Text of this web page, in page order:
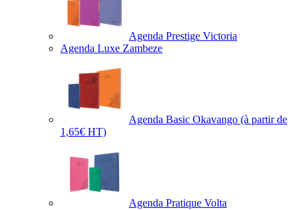
Agenda Prestige Victoria
Agenda Luxe Zambeze
Agenda Basic Okavango (à partir de
1,65€ HT)
Agenda Pratique Volta